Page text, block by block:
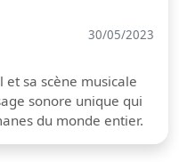
30/05/2023
sa scène musicale
sonore unique qui
du monde entier.